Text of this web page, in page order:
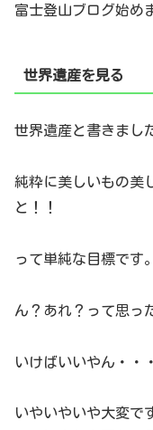
富士登山ブログ始め
世界遺産を見る
世界遺産と書きまし
純粋に美しいもの美
と！！
って単純な目標です。
ん？あれ？って思っ
いけばいいやん・・・
いやいやいや大変で